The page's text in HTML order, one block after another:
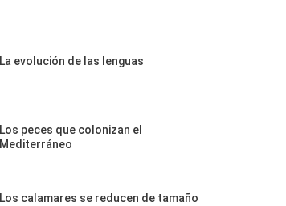
La evolución de las lenguas
Los peces que colonizan el
Mediterráneo
Los calamares se reducen de tamaño